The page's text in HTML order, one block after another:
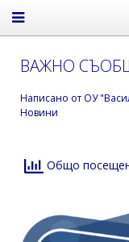
ВАЖНО
Написано от ОУ
Новини
Общо